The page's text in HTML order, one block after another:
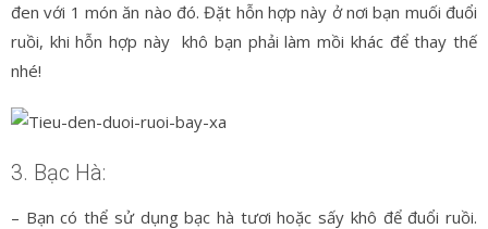
đen với 1 món ăn nào đó. Đặt hỗn hợp này ở nơi bạn muối đuổi
ruồi, khi hỗn hợp này khô bạn phải làm mồi khác để thay thế
nhé!
3. Bạc Hà:
– Bạn có thể sử dụng bạc hà tươi hoặc sấy khô để đuổi ruồi.